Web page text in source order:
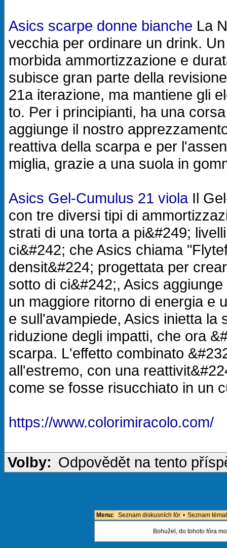
Asics scarpe donne bianche La
vecchia per ordinare un drink.
morbida ammortizzazione e
subisce gran parte della
21a iterazione, ma mantiene gli
to. Per i principianti, ha una
aggiunge il nostro
reattiva della scarpa e per
miglia, grazie a una suola in
Asics Gel-Cumulus 21 violaIl
con tre diversi tipi di
strati di una torta a pi&#249;
ci&#242; che Asics chiama
densit&#224; progettata per
sotto di ci&#242;, Asics
un maggiore ritorno di energia e
e sull'avampiede, Asics inietta la
riduzione degli impatti, che ora
scarpa. L'effetto combinato
all'estremo, con una
come se fosse risucchiato in un
https://www.colorimiracolo.com/
Volby: Odpovědět na tento
Menu: Seznam diskusních fór • Seznam témat
Bohužel, do tohoto fóra